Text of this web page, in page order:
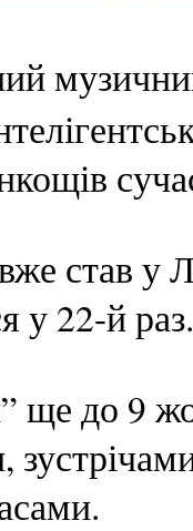
став у
у 22-й
ще до 9